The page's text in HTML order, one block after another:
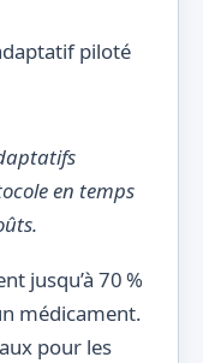
en temps
jusqu’à 70 %
médicament.
pour les